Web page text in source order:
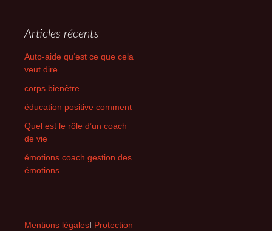
Articles récents
Auto-aide qu‘est ce que cela
veut dire
corps bienêtre
éducation positive comment
Quel est le rôle d’un coach
de vie
émotions coach gestion des
émotions
Mentions légalesI Protection